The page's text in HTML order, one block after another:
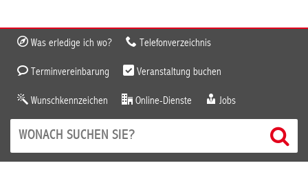
Was erledige ich wo? Telefonverzeichnis
Terminvereinbarung Veranstaltung buchen
Wunschkennzeichen Online-Dienste Jobs